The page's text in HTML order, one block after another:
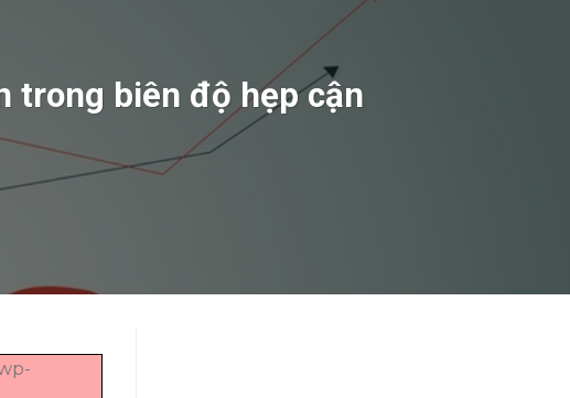
trong biên độ hẹp cận